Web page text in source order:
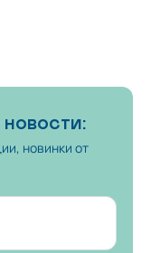
новинки от